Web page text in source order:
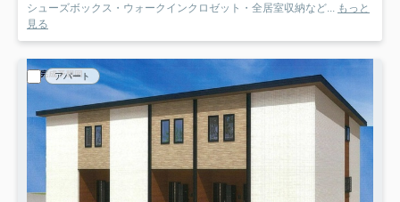
シューズボックス・ウォークインクロゼット・全居室収納など... もっと
見る
アパート